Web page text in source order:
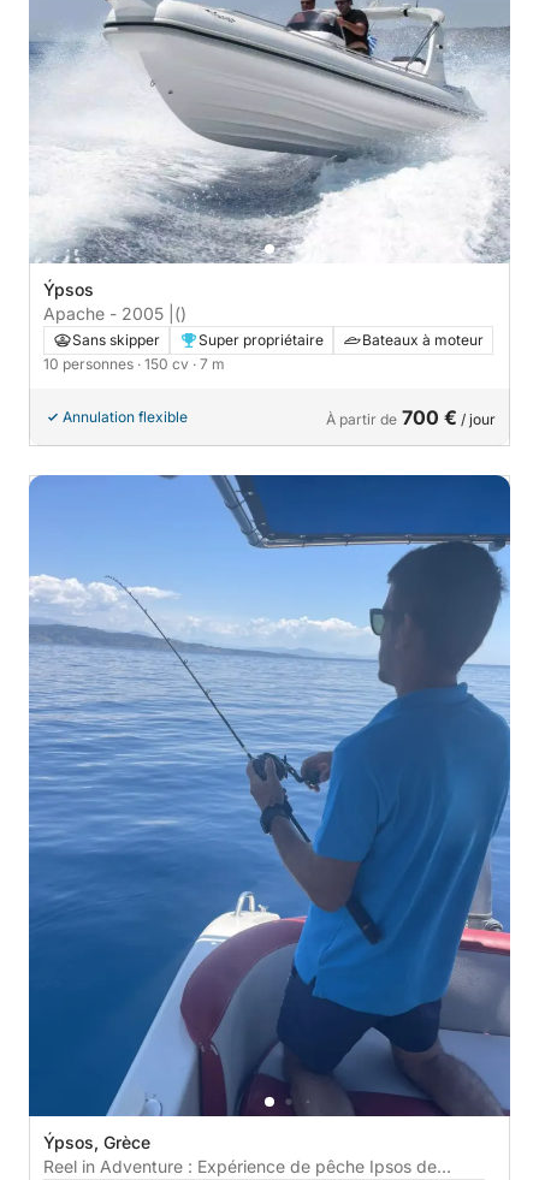
Ýpsos
Apache - 2005 | ()
Sans skipper Super propriétaire
Bateaux à moteur
10 personnes · 150 cv · 7 m
Annulation flexible À partir de 700 € / jour
Ýpsos, Grèce
Reel in Adventure : Expérience de pêche Ipsos de